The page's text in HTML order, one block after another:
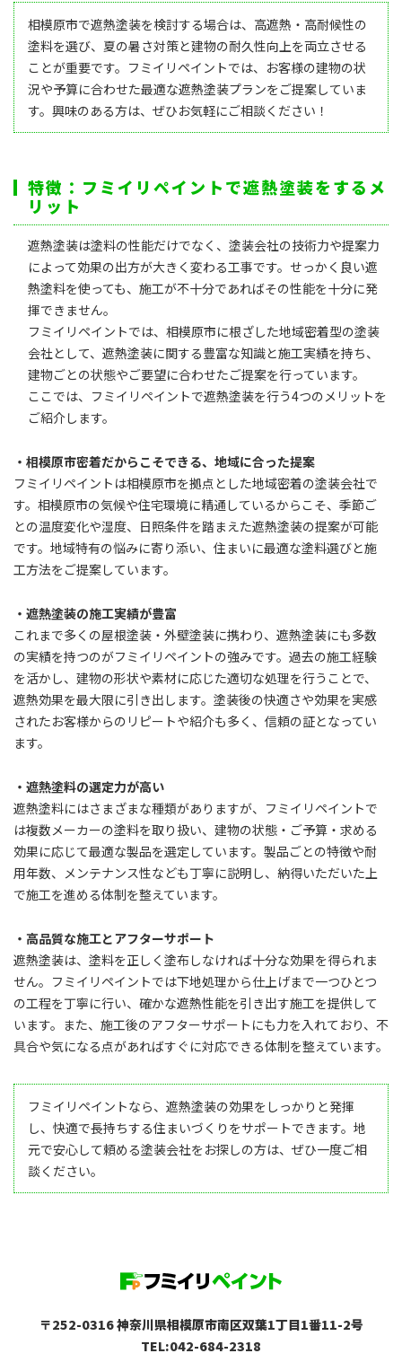
相模原市で遮熱塗装を検討する場合は、高遮熱・高耐候性の
塗料を選び、夏の暑さ対策と建物の耐久性向上を両立させる
ことが重要です。フミイリペイントでは、お客様の建物の状
況や予算に合わせた最適な遮熱塗装プランをご提案していま
す。興味のある方は、ぜひお気軽にご相談ください！
特徴：フミイリペイントで遮熱塗装をするメ
リット
遮熱塗装は塗料の性能だけでなく、塗装会社の技術力や提案力
によって効果の出方が大きく変わる工事です。せっかく良い遮
熱塗料を使っても、施工が不十分であればその性能を十分に発
揮できません。
フミイリペイントでは、相模原市に根ざした地域密着型の塗装
会社として、遮熱塗装に関する豊富な知識と施工実績を持ち、
建物ごとの状態やご要望に合わせたご提案を行っています。
ここでは、フミイリペイントで遮熱塗装を行う4つのメリットを
ご紹介します。
・相模原市密着だからこそできる、地域に合った提案
フミイリペイントは相模原市を拠点とした地域密着の塗装会社で
す。相模原市の気候や住宅環境に精通しているからこそ、季節ご
との温度変化や湿度、日照条件を踏まえた遮熱塗装の提案が可能
です。地域特有の悩みに寄り添い、住まいに最適な塗料選びと施
工方法をご提案しています。
・遮熱塗装の施工実績が豊富
これまで多くの屋根塗装・外壁塗装に携わり、遮熱塗装にも多数
の実績を持つのがフミイリペイントの強みです。過去の施工経験
を活かし、建物の形状や素材に応じた適切な処理を行うことで、
遮熱効果を最大限に引き出します。塗装後の快適さや効果を実感
されたお客様からのリピートや紹介も多く、信頼の証となってい
ます。
・遮熱塗料の選定力が高い
遮熱塗料にはさまざまな種類がありますが、フミイリペイントで
は複数メーカーの塗料を取り扱い、建物の状態・ご予算・求める
効果に応じて最適な製品を選定しています。製品ごとの特徴や耐
用年数、メンテナンス性なども丁寧に説明し、納得いただいた上
で施工を進める体制を整えています。
・高品質な施工とアフターサポート
遮熱塗装は、塗料を正しく塗布しなければ十分な効果を得られま
せん。フミイリペイントでは下地処理から仕上げまで一つひとつ
の工程を丁寧に行い、確かな遮熱性能を引き出す施工を提供して
います。また、施工後のアフターサポートにも力を入れており、不
具合や気になる点があればすぐに対応できる体制を整えています。
フミイリペイントなら、遮熱塗装の効果をしっかりと発揮
し、快適で長持ちする住まいづくりをサポートできます。地
元で安心して頼める塗装会社をお探しの方は、ぜひ一度ご相
談ください。
〒252-0316 神奈川県相模原市南区双葉1丁目1番11-2号
TEL:042-684-2318